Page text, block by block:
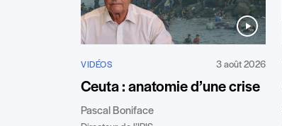
VIDÉOS 3 août 2026
Ceuta : anatomie d’une crise
Pascal Boniface